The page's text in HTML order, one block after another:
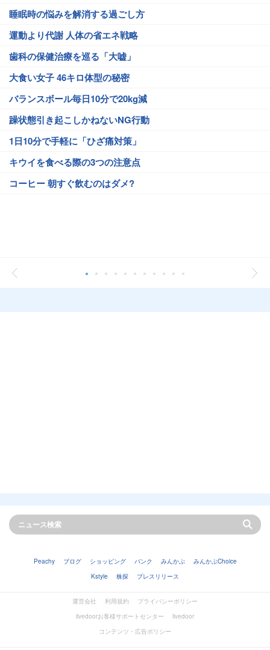
睡眠時の悩みを解消する過ごし方
運動より代謝 人体の省エネ戦略
歯科の保健治療を巡る「大嘘」
大食い女子 46キロ体型の秘密
バランスボール毎日10分で20kg減
躁状態引き起こしかねないNG行動
1日10分で手軽に「ひざ痛対策」
キウイを食べる際の3つの注意点
コーヒー 朝すぐ飲むのはダメ?
Peachy ブログ ショッピング バンク みんかぶ
みんかぶChoice
Kstyle
株探 プレスリリース
運営会社 利用規約
プライバシーポリシー
livedoorお客様サポートセンター
livedoor
コンテンツ・広告ポリシー